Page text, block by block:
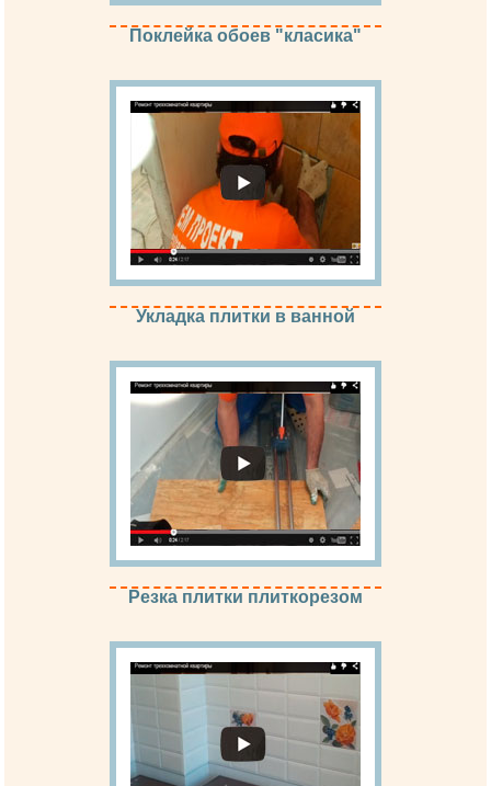
Поклейка обоев "класика"
Укладка плитки в ванной
Резка плитки плиткорезом